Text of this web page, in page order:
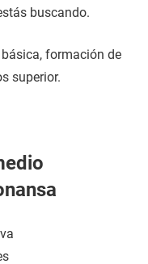
buscando.
formación de
superior.